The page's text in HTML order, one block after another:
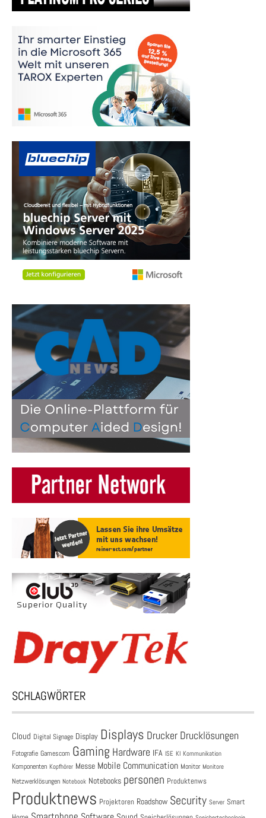
SCHLAGWÖRTER
Cloud Digital Signage Display Displays Drucker Drucklösungen
Fotografie Gamescom Gaming Hardware IFA ISE KI Kommunikation
Komponenten Kopfhörer Messe Mobile Communication Monitor Monitore
Netzwerklösungen Notebook Notebooks personen Produktenws
Produktnews Projektoren Roadshow Security Server Smart